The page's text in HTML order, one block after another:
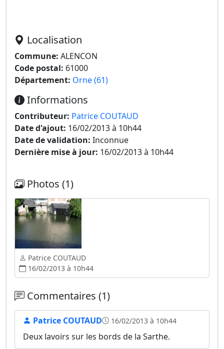
Localisation
Commune: ALENCON
Code postal: 61000
Département: Orne (61)
Informations
Contributeur: Patrice COUTAUD
Date d'ajout: 16/02/2013 à 10h44
Date de validation: Inconnue
Dernière mise à jour: 16/02/2013 à 10h44
Photos (1)
Patrice COUTAUD
16/02/2013 à 10h44
Commentaires (1)
Patrice COUTAUD 16/02/2013 à 10h44
Deux lavoirs sur les bords de la Sarthe.